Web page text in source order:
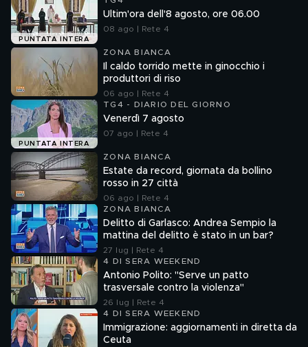
PUNTATA INTERA
Ultim'ora dell'8 agosto, ore 06.00
08 ago | Rete 4
ZONA BIANCA
Il caldo torrido mette in ginocchio i
produttori di riso
06 ago | Rete 4
PUNTATA INTERA
TG4 - DIARIO DEL GIORNO
Venerdì 7 agosto
07 ago | Rete 4
ZONA BIANCA
Estate da record, giornata da bollino
rosso in 27 città
06 ago | Rete 4
ZONA BIANCA
Delitto di Garlasco: Andrea Sempio la
mattina del delitto è stato in un bar?
27 lug | Rete 4
4 DI SERA WEEKEND
Antonio Polito: "Serve un patto
trasversale contro la violenza"
26 lug | Rete 4
4 DI SERA WEEKEND
Immigrazione: aggiornamenti in diretta da
Ceuta